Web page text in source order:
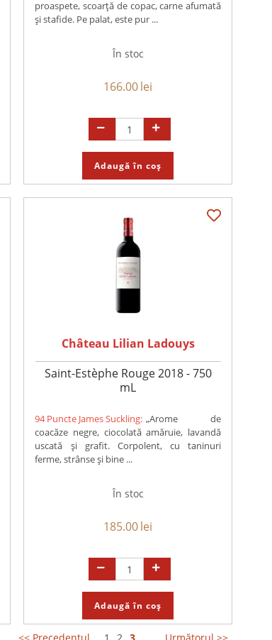
proaspete, scoarță de copac, carne afumată
și stafide. Pe palat, este pur ...
În stoc
166.00lei
Adaugă în coș
Château Lilian Ladouys
Saint-Estèphe Rouge 2018 - 750
mL
94 Puncte James Suckling: „Arome de
coacăze negre, ciocolată amăruie, lavandă
uscată și grafit. Corpolent, cu taninuri
ferme, strânse și bine ...
În stoc
185.00lei
Adaugă în coș